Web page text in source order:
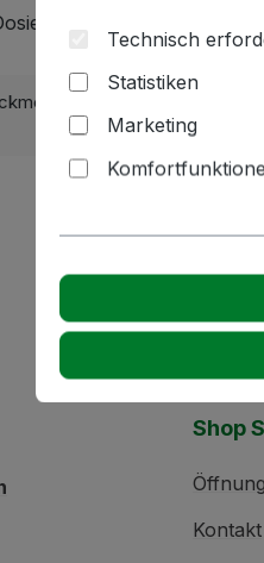
von Flüssigkeiten,
Kellereitechnik GmbH |
72622 Nürtingen |
Shop
Kontakt
Technisch
Statistiken
Marketing